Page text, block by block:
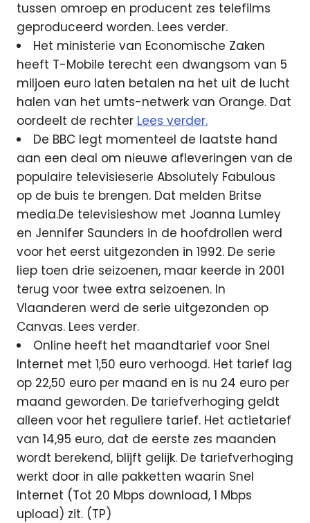
tussen omroep en producent zes telefilms
geproduceerd worden. Lees verder.
Het ministerie van Economische Zaken
heeft T-Mobile terecht een dwangsom van 5
miljoen euro laten betalen na het uit de lucht
halen van het umts-netwerk van Orange. Dat
oordeelt de rechter Lees verder.
De BBC legt momenteel de laatste hand
aan een deal om nieuwe afleveringen van de
populaire televisieserie Absolutely Fabulous
op de buis te brengen. Dat melden Britse
media.De televisieshow met Joanna Lumley
en Jennifer Saunders in de hoofdrollen werd
voor het eerst uitgezonden in 1992. De serie
liep toen drie seizoenen, maar keerde in 2001
terug voor twee extra seizoenen. In
Vlaanderen werd de serie uitgezonden op
Canvas. Lees verder.
Online heeft het maandtarief voor Snel
Internet met 1,50 euro verhoogd. Het tarief lag
op 22,50 euro per maand en is nu 24 euro per
maand geworden. De tariefverhoging geldt
alleen voor het reguliere tarief. Het actietarief
van 14,95 euro, dat de eerste zes maanden
wordt berekend, blijft gelijk. De tariefverhoging
werkt door in alle pakketten waarin Snel
Internet (Tot 20 Mbps download, 1 Mbps
upload) zit. (TP)